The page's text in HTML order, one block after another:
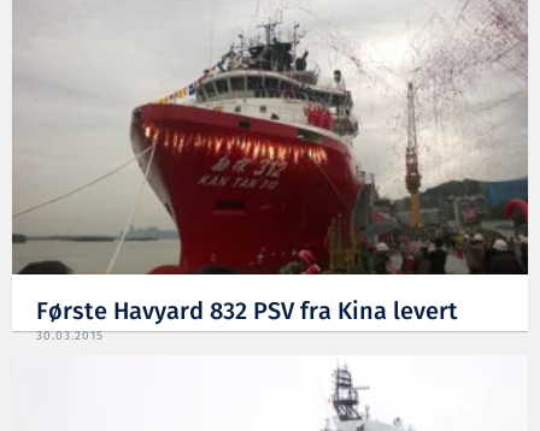
Første Havyard 832 PSV fra Kina levert
30.03.2015